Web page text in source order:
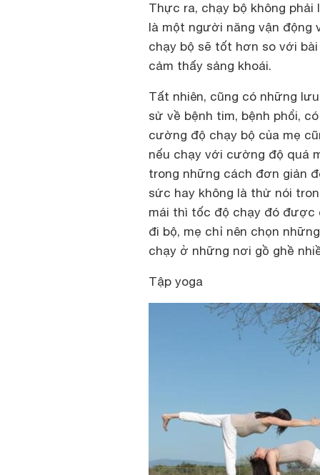
Thực ra, chạy bộ không
là một người năng vận động
chạy bộ sẽ tốt hơn so với
cảm thấy sảng khoái.
Tất nhiên, cũng có những
sử về bệnh tim, bệnh phổi,
cường độ chạy bộ của mẹ
nếu chạy với cường độ quá
trong những cách đơn giản
sức hay không là thử nói
mái thì tốc độ chạy đó được
đi bộ, mẹ chỉ nên chọn
chạy ở những nơi gồ ghề
Tập yoga